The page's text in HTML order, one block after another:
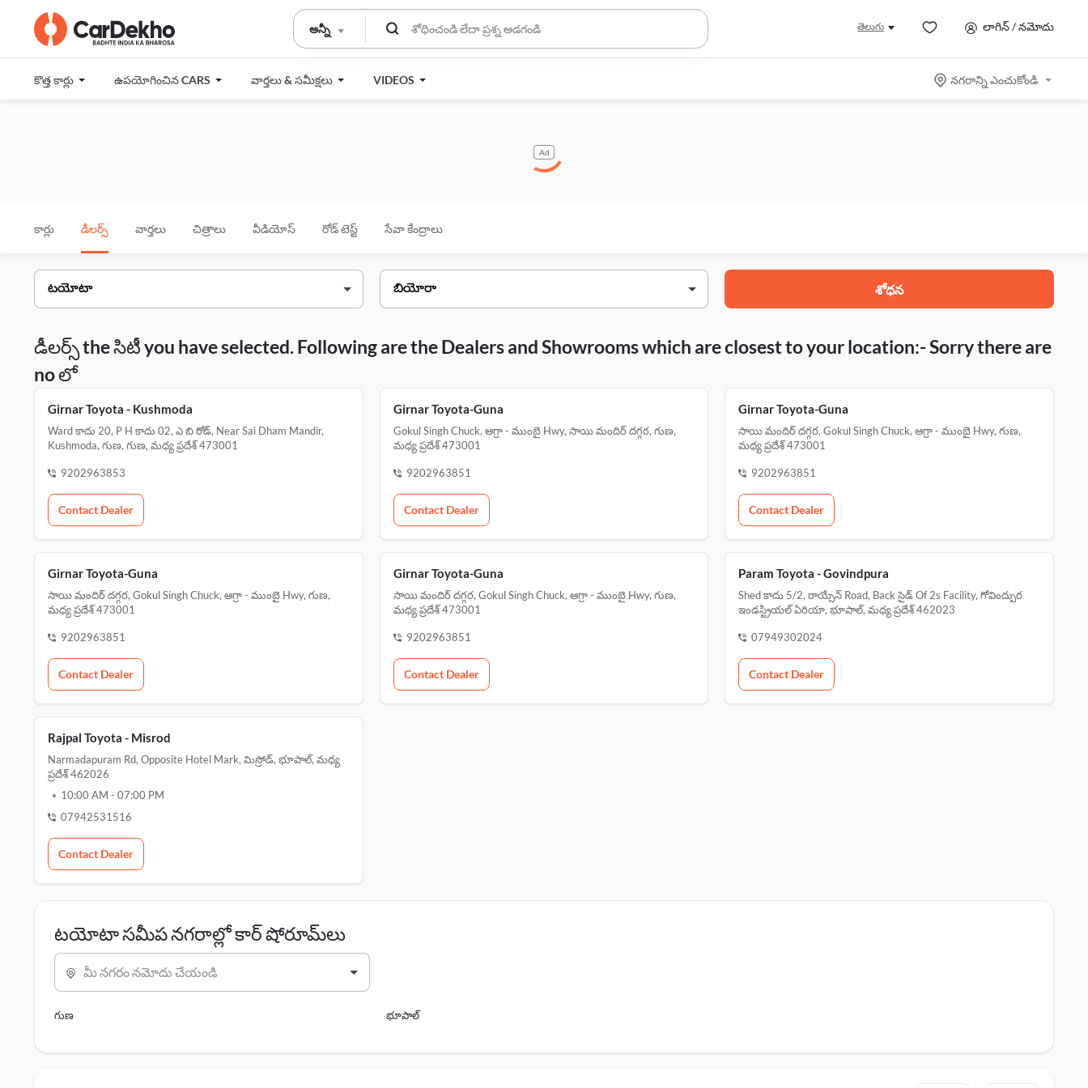
అన్నీ తెలుగు లాగిన్ / నమోదు
కొత్త కార్లు ఉపయోగించిన CARS వార్తలు & సమీక్షలు VIDEOS నగరాన్ని ఎంచుకోండి
Ad
కార్లు డీలర్స్ వార్తలు చిత్రాలు వీడియోస్ రోడ్ టెస్ట్ సేవా కేంద్రాలు
శోధన
డీలర్స్ the సిటీ you have selected. Following are the Dealers and Showrooms which are closest to your location:- Sorry there are
no లో
Girnar Toyota - Kushmoda
Ward కాదు 20, P H కాదు 02, ఎ బి రోడ్, Near Sai Dham Mandir,
Kushmoda, గుణ, గుణ, మధ్య ప్రదేశ్ 473001
9202963853
Contact Dealer
Girnar Toyota-Guna
Gokul Singh Chuck, ఆగ్రా - ముంబై Hwy, సాయి మందిర్ దగ్గర, గుణ,
మధ్య ప్రదేశ్ 473001
9202963851
Contact Dealer
Girnar Toyota-Guna
సాయి మందిర్ దగ్గర, Gokul Singh Chuck, ఆగ్రా - ముంబై Hwy, గుణ,
మధ్య ప్రదేశ్ 473001
9202963851
Contact Dealer
Girnar Toyota-Guna
సాయి మందిర్ దగ్గర, Gokul Singh Chuck, ఆగ్రా - ముంబై Hwy, గుణ,
మధ్య ప్రదేశ్ 473001
9202963851
Contact Dealer
Girnar Toyota-Guna
సాయి మందిర్ దగ్గర, Gokul Singh Chuck, ఆగ్రా - ముంబై Hwy, గుణ,
మధ్య ప్రదేశ్ 473001
9202963851
Contact Dealer
Param Toyota - Govindpura
Shed కాదు 5/2, రాయ్సేన్ Road, Back సైడ్ Of 2s Facility, గోవింద్పుర
ఇండస్ట్రియల్ ఏరియా, భూపాల్, మధ్య ప్రదేశ్ 462023
07949302024
Contact Dealer
Rajpal Toyota - Misrod
Narmadapuram Rd, Opposite Hotel Mark, మిస్రోడ్, భూపాల్, మధ్య
ప్రదేశ్ 462026
10:00 AM - 07:00 PM
07942531516
Contact Dealer
టయోటా సమీప నగరాల్లో కార్ షోరూమ్‌లు
మీ నగరం నమోదు చేయండి
గుణ భూపాల్